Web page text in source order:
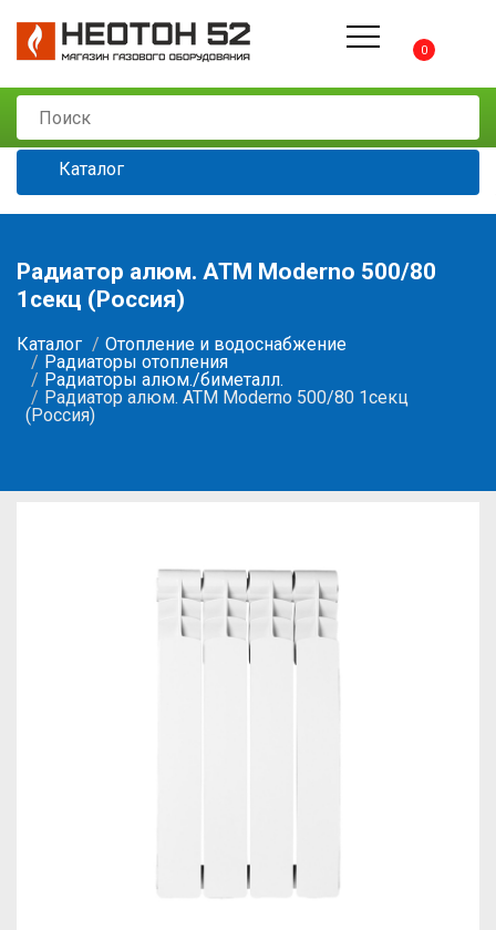
0
Каталог
Радиатор алюм. ATM Moderno 500/80
1секц (Россия)
Каталог
Отопление и водоснабжение
Радиаторы отопления
Радиаторы алюм./биметалл.
Радиатор алюм. ATM Moderno 500/80 1секц
(Россия)